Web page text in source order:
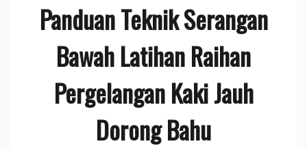
Panduan Teknik Serangan
Bawah Latihan Raihan
Pergelangan Kaki Jauh
Dorong Bahu